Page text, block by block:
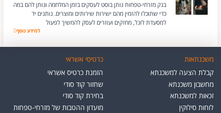
בנק מזרחי-טפחות נותן בוסט לעסקים בזמן המלחמה ונותן להם במה
כדי שתוכלו להזמין מהם ישירות שירותים ומוצרים. נותנים יד
למסעדת לונל, מחזקים ועוזרים לעסק להמשיך לפעול
לונל
למידע נוסף
משכנתאות
קבלת הצעה למשכנתא
מחשבון משכנתא
זכאות למשכנתא
לוחות סילוקין
כרטיסי אשראי
הזמנת כרטיס אשראי
שחזור קוד סודי
בחירת קוד סודי
מועדון ההטבות של מזרחי-טפחות